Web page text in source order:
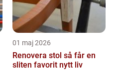
01 maj 2026
Renovera stol så får en
sliten favorit nytt liv